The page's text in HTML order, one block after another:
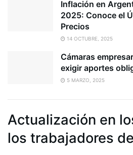
Inflación en
2025: Conoce el
Precios
14 OCTUBRE, 2025
Cámaras
exigir aportes
5 MARZO, 2025
Actualización en
los trabajadores